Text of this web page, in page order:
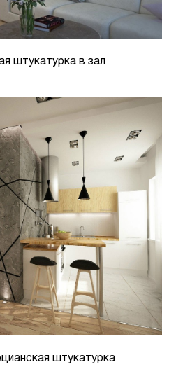
штукатурка в зал
штукатурка